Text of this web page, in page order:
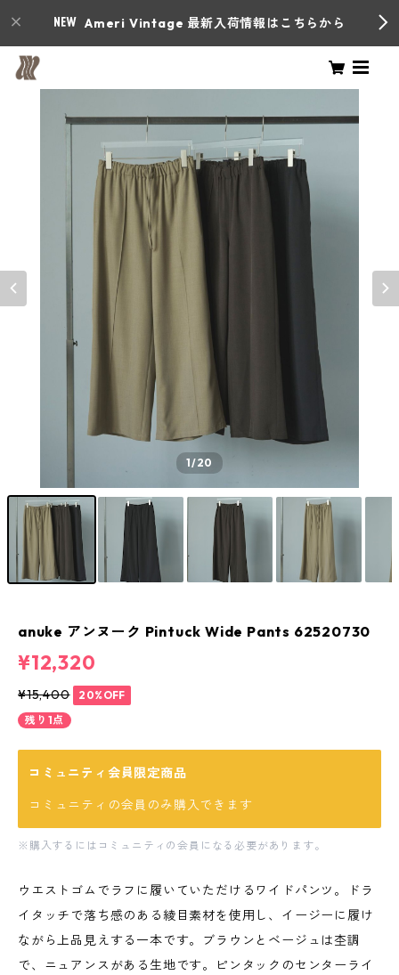
Ameri Vintage 最新入荷情報はこちらから
1/20
anuke アンヌーク Pintuck Wide Pants 62520730
¥12,320
¥15,400
20%OFF
残り1点
コミュニティ会員限定商品
コミュニティの会員のみ購入できます
※購入するにはコミュニティの会員になる必要があります。
ウエストゴムでラフに履いていただけるワイドパンツ。ドラ
イタッチで落ち感のある綾目素材を使用し、イージーに履け
ながら上品見えする一本です。ブラウンとベージュは杢調
で、ニュアンスがある生地です。ピンタックのセンターライ